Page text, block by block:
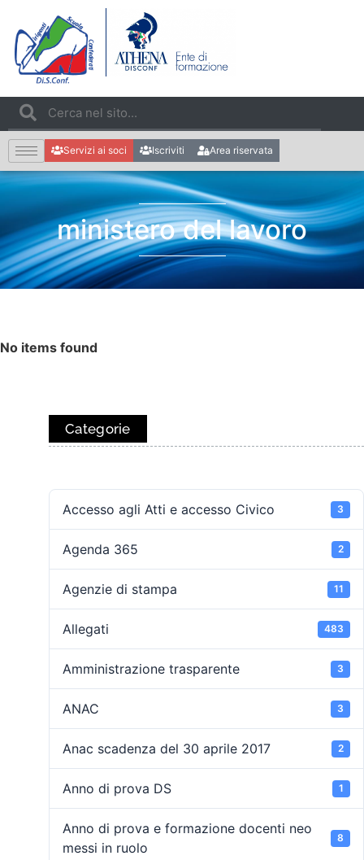
Servizi ai soci Iscriviti Area riservata
ministero del lavoro
No items found
Categorie
Accesso agli Atti e accesso Civico 3
Agenda 365 2
Agenzie di stampa 11
Allegati 483
Amministrazione trasparente 3
ANAC 3
Anac scadenza del 30 aprile 2017 2
Anno di prova DS 1
Anno di prova e formazione docenti neo
messi in ruolo
8